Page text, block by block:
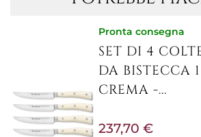
Pronta consegna
SET DI 4
DA BISTECCA
CREMA -...
237,70 €